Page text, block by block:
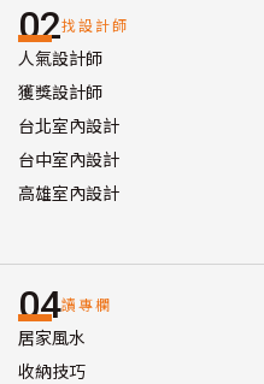
02找設計師
人氣設計師
獲獎設計師
台北室內設計
台中室內設計
高雄室內設計
04讀專欄
居家風水
收納技巧